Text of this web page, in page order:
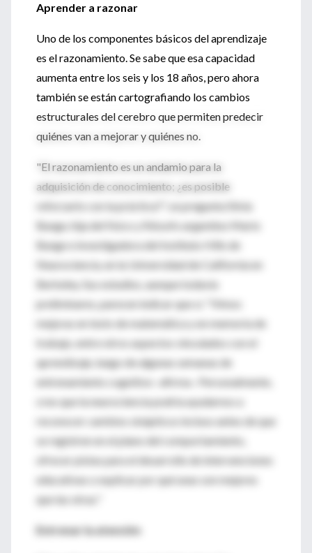
Aprender a razonar
Uno de los componentes básicos del aprendizaje
es el razonamiento. Se sabe que esa capacidad
aumenta entre los seis y los 18 años, pero ahora
también se están cartografiando los cambios
estructurales del cerebro que permiten predecir
quiénes van a mejorar y quiénes no.
"El razonamiento es un andamio para la
adquisición de conocimiento; ¿es posible
reforzarlo con la práctica?", se pregunta Silvia
Bunge, hija del físico y filósofo argentino Mario
Bunge e investigadora del Instituto Hills de
Neurociencia, en la Universidad de California en
Berkeley. Sus estudios, aunque todavía
preliminares, parecen indicar que sí. "Vimos
mejoras en tests de matemática y en memoria de
trabajo, entre otros aspectos vinculados con el
aprendizaje, luego de algunas semanas de
entrenamiento cognitivo -afirma-. Personalmente,
creo que la neurociencia podría ayudarnos a
reconocer cambios sinápticos incluso antes de que
se registren en el plano del comportamiento,
ofrecer pistas para el desarrollo de intervenciones
educativas o explicar por qué unas son mejores
que las otras."
Entrenar la atención